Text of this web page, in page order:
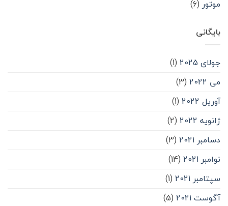
موتور (۶)
بایگانی
جولای 2025
(1)
می 2022
(3)
آوریل 2022
(1)
ژانویه 2022
(2)
دسامبر 2021
(3)
نوامبر 2021
(14)
سپتامبر 2021
(1)
آگوست 2021
(5)